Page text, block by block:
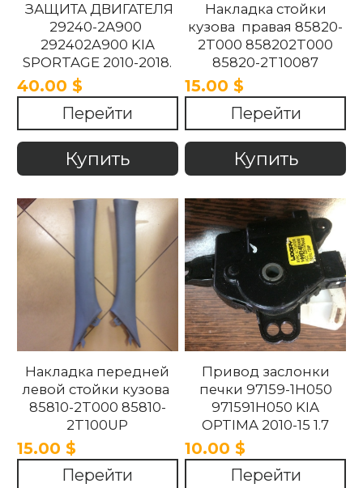
ЗАЩИТА ДВИГАТЕЛЯ
29240-2A900
292402A900 KIA
SPORTAGE 2010-2018.
40.00 $
Перейти
Купить
Накладка стойки
кузова правая 85820-
2T000 858202T000
85820-2T10087
858202T10087 85820-
2T100UP
858202T100UP Kia
Optima 2010 -2015
15.00 $
Перейти
Купить
Накладка передней
левой стойки кузова
85810-2T000 85810-
2T100UP
858102T100UP
858102T000 Kia
Optima 2010 -2015.
15.00 $
Перейти
Привод заслонки
печки 97159-1H050
971591H050 KIA
OPTIMA 2010-15 1.7
10.00 $
Перейти